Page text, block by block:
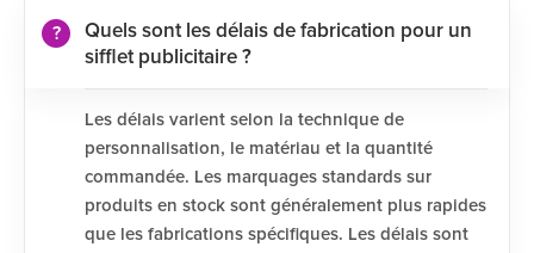
Quels sont les délais de fabrication pour un
sifflet publicitaire ?
Les délais varient selon la technique de
personnalisation, le matériau et la quantité
commandée. Les marquages standards sur
produits en stock sont généralement plus rapides
que les fabrications spécifiques. Les délais sont